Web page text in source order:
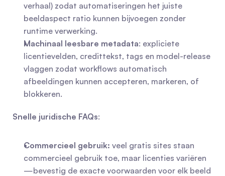
verhaal) zodat automatiseringen het juiste
beeldaspect ratio kunnen bijvoegen zonder
runtime verwerking.
Machinaal leesbare metadata: expliciete
licentievelden, credittekst, tags en model-release
vlaggen zodat workflows automatisch
afbeeldingen kunnen accepteren, markeren, of
blokkeren.
Snelle juridische FAQs:
Commercieel gebruik: veel gratis sites staan
commercieel gebruik toe, maar licenties variëren
—bevestig de exacte voorwaarden voor elk beeld